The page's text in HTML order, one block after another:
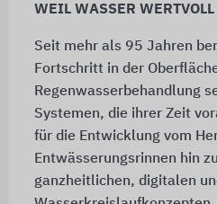
WEIL WASSER
Seit mehr als 95 Jahren
Fortschritt in der
Regenwasserbehandlung
Systemen, die ihrer Zeit
für die Entwicklung vom
Entwässerungsrinnen hin
ganzheitlichen, digitalen